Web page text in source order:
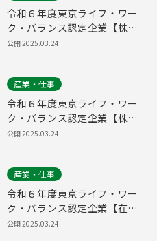
令和６年度東京ライフ・ワー
ク・バランス認定企業【株式
会社パーキングマーケット】
公開2025.03.24
産業・仕事
令和６年度東京ライフ・ワー
ク・バランス認定企業【株式
会社ソウブン・ドットコム】
公開2025.03.24
産業・仕事
令和６年度東京ライフ・ワー
ク・バランス認定企業【在住
ビジネス株式会社】
公開2025.03.24